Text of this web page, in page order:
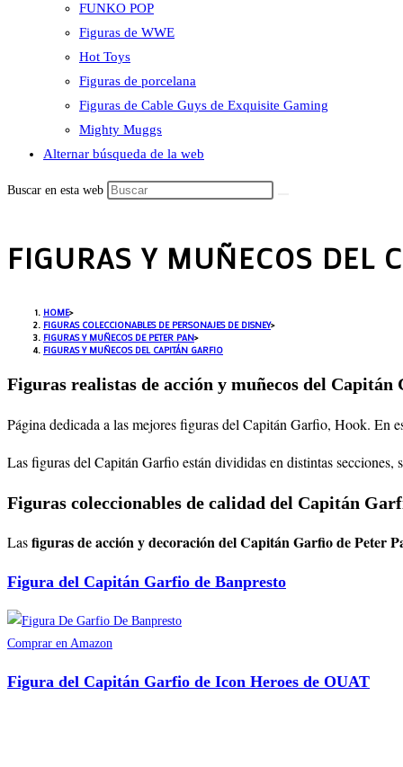
FUNKO POP
Figuras de WWE
Hot Toys
Figuras de porcelana
Figuras de Cable Guys de Exquisite Gaming
Mighty Muggs
Alternar búsqueda de la web
Buscar en esta web
FIGURAS Y MUÑECOS DEL
HOME>
FIGURAS COLECCIONABLES DE PERSONAJES DE DISNEY>
FIGURAS Y MUÑECOS DE PETER PAN>
FIGURAS Y MUÑECOS DEL CAPITÁN GARFIO
Figuras realistas de acción y muñecos del Capitán
Página dedicada a las mejores figuras del Capitán Garfio, Hook. En
Las figuras del Capitán Garfio están divididas en distintas
Figuras coleccionables de calidad del Capitán
Lasfiguras de acción y decoración del Capitán Garfio de Peter
Figura del Capitán Garfio de Banpresto
Comprar en Amazon
Figura del Capitán Garfio de Icon Heroes de OUAT